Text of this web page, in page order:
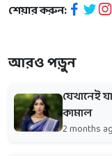
শেয়ার করুন:
আরও পড়ুন
যেখানেই
কামাল
2 months